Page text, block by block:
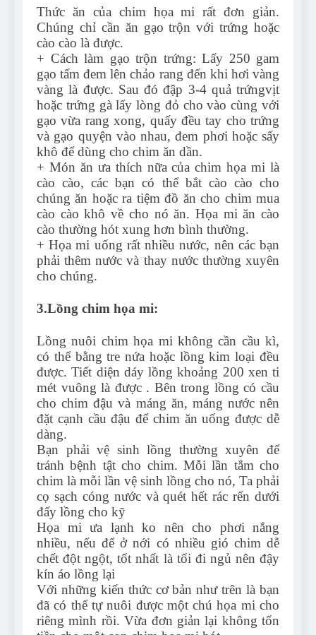
Thức ăn của chim họa mi rất đơn giản.
Chúng chỉ cần ăn gạo trộn với trứng hoặc
cào cào là được.
+ Cách làm gạo trộn trứng: Lấy 250 gam
gạo tấm đem lên chảo rang đến khi hơi vàng
vàng là được. Sau đó đập 3-4 quả trứngvịt
hoặc trứng gà lấy lòng đỏ cho vào cùng với
gạo vừa rang xong, quấy đều tay cho trứng
và gạo quyện vào nhau, đem phơi hoặc sấy
khô để dùng cho chim ăn dần.
+ Món ăn ưa thích nữa của chim họa mi là
cào cào, các bạn có thể bắt cào cào cho
chúng ăn hoặc ra tiệm đồ ăn cho chim mua
cào cào khô về cho nó ăn. Họa mi ăn cào
cào thường hót xung hơn bình thường.
+ Họa mi uống rất nhiều nước, nên các bạn
phải thêm nước và thay nước thường xuyên
cho chúng.
3.Lồng chim họa mi:
Lồng nuôi chim họa mi không cần cầu kì,
có thể bằng tre nứa hoặc lồng kim loại đều
được. Tiết diện dáy lồng khoảng 200 xen ti
mét vuông là được . Bên trong lồng có cầu
cho chim đậu và máng ăn, máng nước nên
đặt cạnh cầu đậu để chim ăn uống được dễ
dàng.
Bạn phải vệ sinh lồng thường xuyên để
tránh bệnh tật cho chim. Mỗi lần tắm cho
chim là mỗi lần vệ sinh lồng cho nó, Ta phải
cọ sạch cóng nước và quét hết rác rến dưới
đấy lồng cho kỹ
Họa mi ưa lạnh ko nên cho phơi nắng
nhiều, nếu để ở nới có nhiều gió chim dễ
chết đột ngột, tốt nhất là tối đi ngủ nên đậy
kín áo lồng lại
Với những kiến thức cơ bản như trên là bạn
đã có thể tự nuôi được một chú họa mi cho
riêng mình rồi. Vừa đơn giản lại không tốn